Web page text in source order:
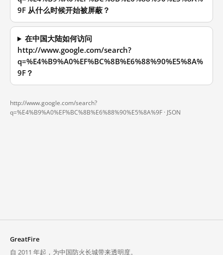
9F 从什么时候开始被屏蔽？
在中国大陆如何访问
http://www.google.com/search?
q=%E4%B9%A0%EF%BC%8B%E6%88%90%E5%8A%
9F？
http://www.google.com/search?
q=%E4%B9%A0%EF%BC%8B%E6%88%90%E5%8A%9F · JSON
GreatFire
自 2011 年起，为中国防火长城带来透明度。